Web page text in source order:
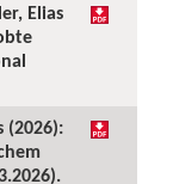
Elias
(2026):